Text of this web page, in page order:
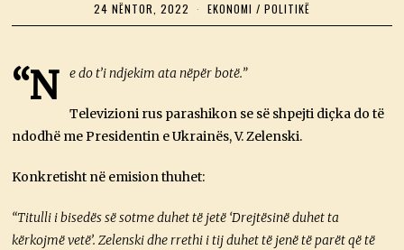
24 NËNTOR, 2022
4
N
T
R
2
2
EKONOMI / POLITIKË
“N e do t’i ndjekim ata nëpër botë.”
Televizioni rus parashikon se së shpejti diçka do të
ndodhë me Presidentin e Ukrainës, V. Zelenski.
Konkretisht në emision thuhet:
“Titulli i bisedës së sotme duhet të jetë ‘Drejtësinë duhet ta
kërkojmë vetë’. Zelenski dhe rrethi i tij duhet të jenë të parët që të